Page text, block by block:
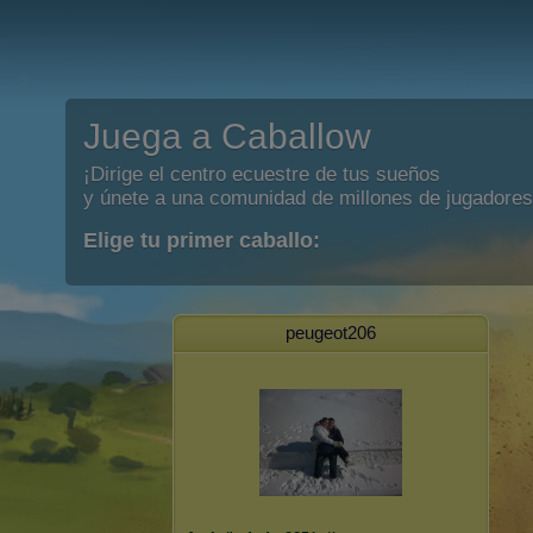
Juega a Caballow
¡Dirige el centro ecuestre de tus sueños
y únete a una comunidad de millones de
Elige tu primer caballo:
peugeot206